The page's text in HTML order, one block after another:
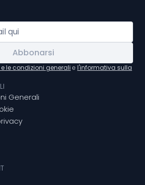
Abbonarsi
le condizioni generali e l'informativa sulla
Generali